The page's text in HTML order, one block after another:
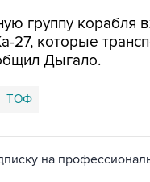
группу корабля
27, которые
Дыгало.
ТОФ
на